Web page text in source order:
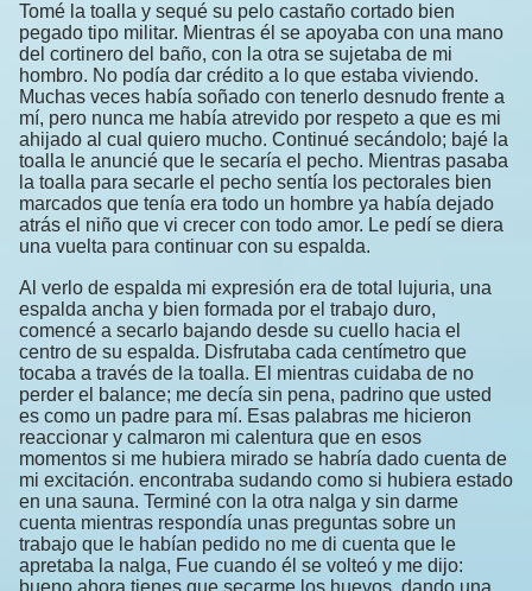
Tomé la toalla y sequé su pelo castaño cortado bien
pegado tipo militar. Mientras él se apoyaba con una mano
del cortinero del baño, con la otra se sujetaba de mi
hombro. No podía dar crédito a lo que estaba viviendo.
Muchas veces había soñado con tenerlo desnudo frente a
mí, pero nunca me había atrevido por respeto a que es mi
ahijado al cual quiero mucho. Continué secándolo; bajé la
toalla le anuncié que le secaría el pecho. Mientras pasaba
la toalla para secarle el pecho sentía los pectorales bien
marcados que tenía era todo un hombre ya había dejado
atrás el niño que vi crecer con todo amor. Le pedí se diera
una vuelta para continuar con su espalda.
Al verlo de espalda mi expresión era de total lujuria, una
espalda ancha y bien formada por el trabajo duro,
comencé a secarlo bajando desde su cuello hacia el
centro de su espalda. Disfrutaba cada centímetro que
tocaba a través de la toalla. El mientras cuidaba de no
perder el balance; me decía sin pena, padrino que usted
es como un padre para mí. Esas palabras me hicieron
reaccionar y calmaron mi calentura que en esos
momentos si me hubiera mirado se habría dado cuenta de
mi excitación. encontraba sudando como si hubiera estado
en una sauna. Terminé con la otra nalga y sin darme
cuenta mientras respondía unas preguntas sobre un
trabajo que le habían pedido no me di cuenta que le
apretaba la nalga, Fue cuando él se volteó y me dijo:
bueno ahora tienes que secarme los huevos, dando una